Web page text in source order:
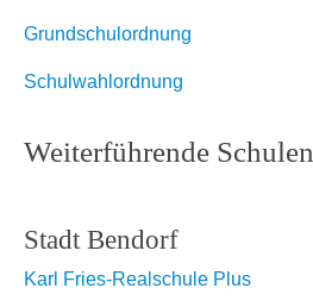
Grundschulordnung
Schulwahlordnung
Weiterführende Schulen
Stadt Bendorf
Karl Fries-Realschule Plus